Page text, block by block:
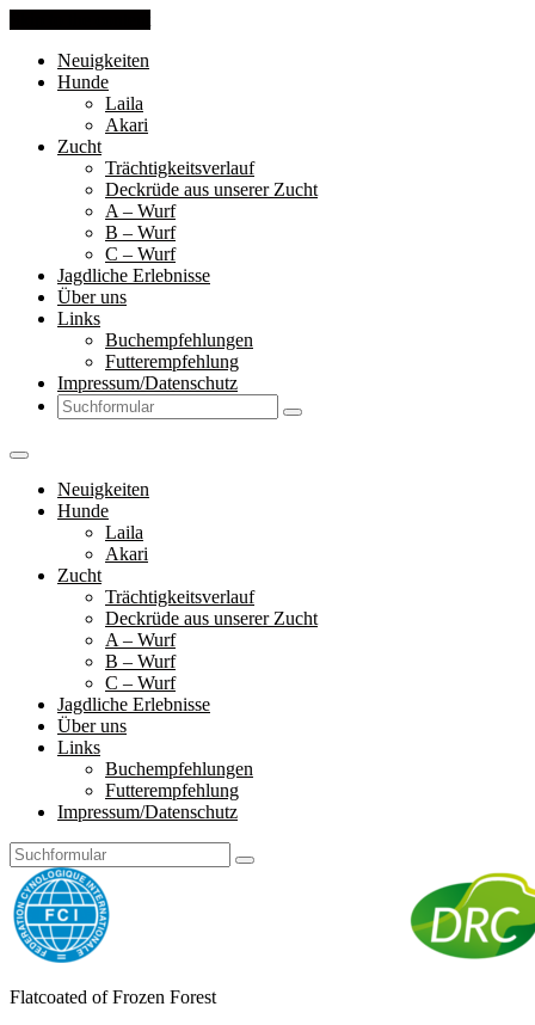
Neuigkeiten
Hunde
Laila
Akari
Zucht
Trächtigkeitsverlauf
Deckrüde aus unserer Zucht
A – Wurf
B – Wurf
C – Wurf
Jagdliche Erlebnisse
Über uns
Links
Buchempfehlungen
Futterempfehlung
Impressum/Datenschutz
Search
Neuigkeiten
Hunde
Laila
Akari
Zucht
Trächtigkeitsverlauf
Deckrüde aus unserer Zucht
A – Wurf
B – Wurf
C – Wurf
Jagdliche Erlebnisse
Über uns
Links
Buchempfehlungen
Futterempfehlung
Impressum/Datenschutz
Search
Forest
Flatcoated of Frozen Forest